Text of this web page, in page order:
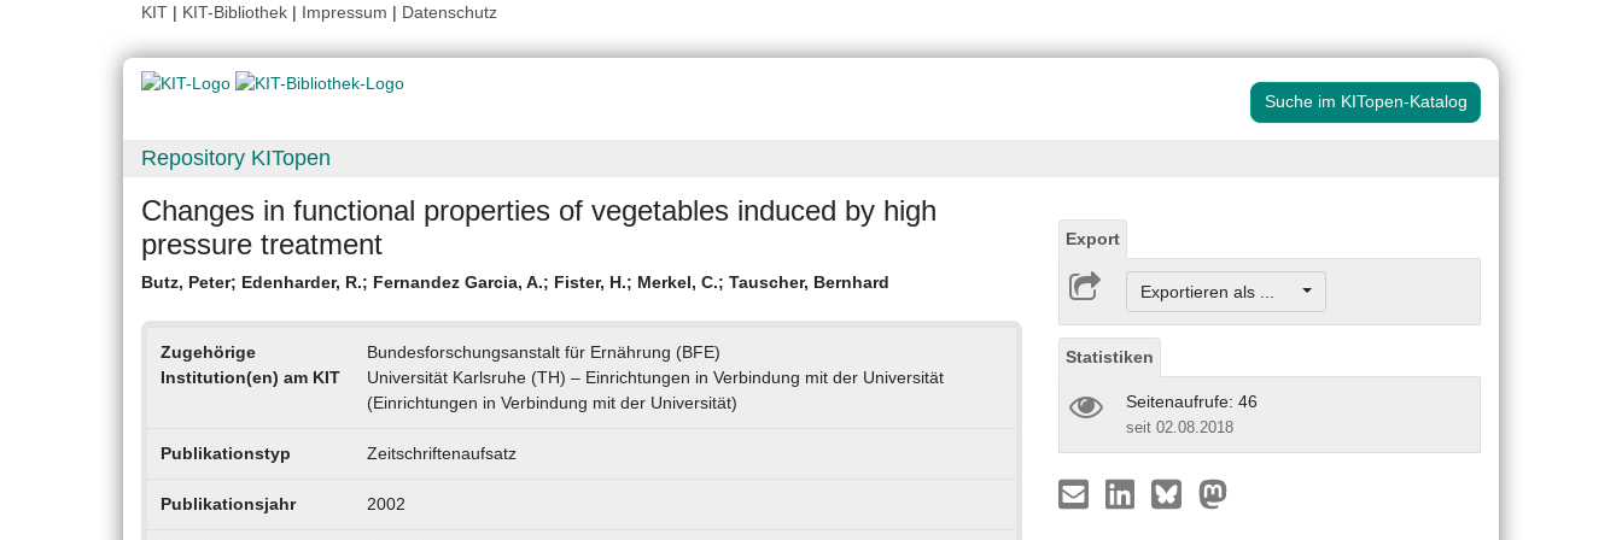
KIT | KIT-Bibliothek | Impressum | Datenschutz
Suche im KITopen-Katalog
Repository KITopen
Changes in functional properties of vegetables induced by high
pressure treatment
Butz, Peter; Edenharder, R.; Fernandez Garcia, A.; Fister, H.; Merkel, C.; Tauscher, Bernhard
Zugehörige
Institution(en) am KIT
Bundesforschungsanstalt für Ernährung (BFE)
Universität Karlsruhe (TH) – Einrichtungen in Verbindung mit der Universität
(Einrichtungen in Verbindung mit der Universität)
Publikationstyp Zeitschriftenaufsatz
Publikationsjahr 2002
Export
Exportieren als ...
Statistiken
Seitenaufrufe: 46
seit 02.08.2018